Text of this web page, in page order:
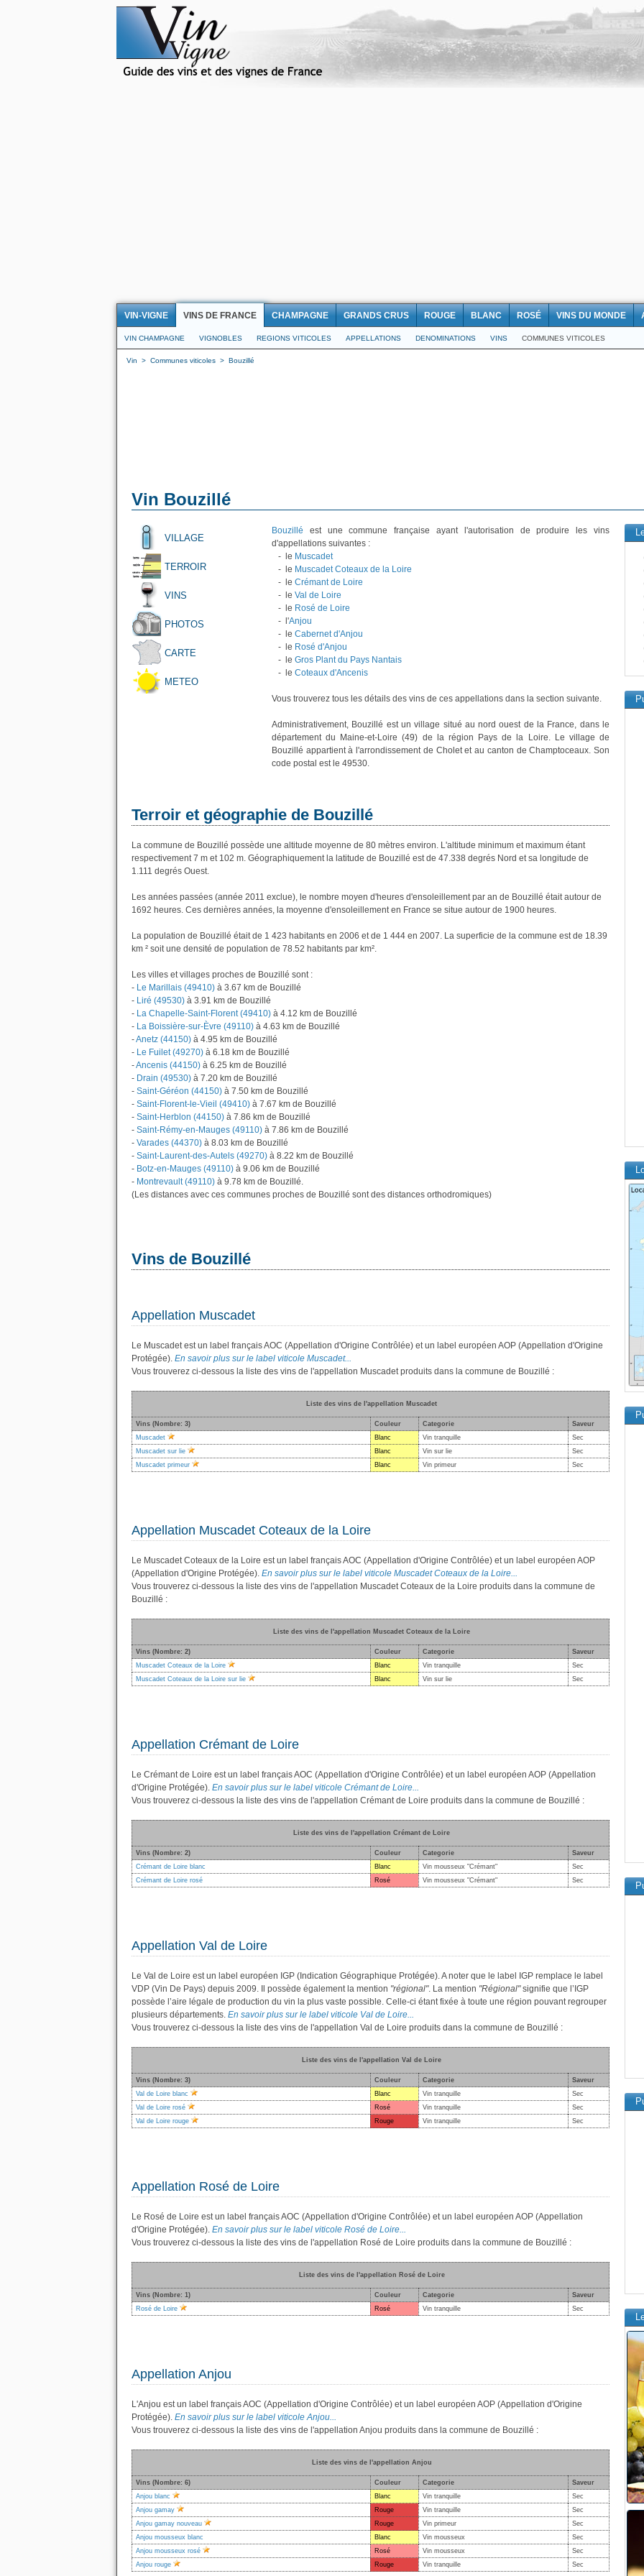
VIN-VIGNE VINS DE FRANCE CHAMPAGNE GRANDS CRUS ROUGE BLANC ROSÉ VINS DU MONDE
VIN CHAMPAGNE VIGNOBLES REGIONS VITICOLES APPELLATIONS DENOMINATIONS VINS COMMUNES VITICOLES
Vin > Communes viticoles > Bouzillé
Vin Bouzillé
VILLAGE
TERROIR
VINS
PHOTOS
CARTE
METEO
Bouzillé est une commune française ayant l'autorisation de produire les vins
d'appellations suivantes :
- le Muscadet
- le Muscadet Coteaux de la Loire
- le Crémant de Loire
- le Val de Loire
- le Rosé de Loire
- l'Anjou
- le Cabernet d'Anjou
- le Rosé d'Anjou
- le Gros Plant du Pays Nantais
- le Coteaux d'Ancenis
Vous trouverez tous les détails des vins de ces appellations dans la section suivante.
Administrativement, Bouzillé est un village situé au nord ouest de la France, dans le
département du Maine-et-Loire (49) de la région Pays de la Loire. Le village de
Bouzillé appartient à l'arrondissement de Cholet et au canton de Champtoceaux. Son
code postal est le 49530.
Terroir et géographie de Bouzillé
La commune de Bouzillé possède une altitude moyenne de 80 mètres environ. L'altitude minimum et maximum étant
respectivement 7 m et 102 m. Géographiquement la latitude de Bouzillé est de 47.338 degrés Nord et sa longitude de
1.111 degrés Ouest.
Les années passées (année 2011 exclue), le nombre moyen d'heures d'ensoleillement par an de Bouzillé était autour de
1692 heures. Ces dernières années, la moyenne d'ensoleillement en France se situe autour de 1900 heures.
La population de Bouzillé était de 1 423 habitants en 2006 et de 1 444 en 2007. La superficie de la commune est de 18.39
km ² soit une densité de population de 78.52 habitants par km².
Les villes et villages proches de Bouzillé sont :
- Le Marillais (49410) à 3.67 km de Bouzillé
- Liré (49530) à 3.91 km de Bouzillé
- La Chapelle-Saint-Florent (49410) à 4.12 km de Bouzillé
- La Boissière-sur-Èvre (49110) à 4.63 km de Bouzillé
-Anetz (44150) à 4.95 km de Bouzillé
- Le Fuilet (49270) à 6.18 km de Bouzillé
-Ancenis (44150) à 6.25 km de Bouzillé
- Drain (49530) à 7.20 km de Bouzillé
- Saint-Géréon (44150) à 7.50 km de Bouzillé
- Saint-Florent-le-Vieil (49410) à 7.67 km de Bouzillé
- Saint-Herblon (44150) à 7.86 km de Bouzillé
- Saint-Rémy-en-Mauges (49110) à 7.86 km de Bouzillé
- Varades (44370) à 8.03 km de Bouzillé
- Saint-Laurent-des-Autels (49270) à 8.22 km de Bouzillé
- Botz-en-Mauges (49110) à 9.06 km de Bouzillé
- Montrevault (49110) à 9.78 km de Bouzillé.
(Les distances avec ces communes proches de Bouzillé sont des distances orthodromiques)
Vins de Bouzillé
Appellation Muscadet
Le Muscadet est un label français AOC (Appellation d'Origine Contrôlée) et un label européen AOP (Appellation d'Origine
Protégée). En savoir plus sur le label viticole Muscadet...
Vous trouverez ci-dessous la liste des vins de l'appellation Muscadet produits dans la commune de Bouzillé :
Liste des vins de l'appellation Muscadet
Vins (Nombre: 3) Couleur Categorie
Saveur
Muscadet
Blanc Vin tranquille
Sec
Muscadet sur lie
Blanc Vin sur lie
Sec
Muscadet primeur
Blanc Vin primeur Sec
Appellation Muscadet Coteaux de la Loire
Le Muscadet Coteaux de la Loire est un label français AOC (Appellation d'Origine Contrôlée) et un label européen AOP
(Appellation d'Origine Protégée). En savoir plus sur le label viticole Muscadet Coteaux de la Loire...
Vous trouverez ci-dessous la liste des vins de l'appellation Muscadet Coteaux de la Loire produits dans la commune de
Bouzillé :
Liste des vins de l'appellation Muscadet Coteaux de la Loire
Vins (Nombre: 2) Couleur Categorie
Saveur
Muscadet Coteaux de la Loire
Blanc Vin tranquille
Sec
Muscadet Coteaux de la Loire sur lie
Blanc Vin sur lie Sec
Appellation Crémant de Loire
Le Crémant de Loire est un label français AOC (Appellation d'Origine Contrôlée) et un label européen AOP (Appellation
d'Origine Protégée). En savoir plus sur le label viticole Crémant de Loire...
Vous trouverez ci-dessous la liste des vins de l'appellation Crémant de Loire produits dans la commune de Bouzillé :
Liste des vins de l'appellation Crémant de Loire
Vins (Nombre: 2) Couleur Categorie
Saveur
Crémant de Loire blanc
Blanc Vin mousseux "Crémant"
Sec
Crémant de Loire rosé
Rosé Vin mousseux "Crémant" Sec
Appellation Val de Loire
Le Val de Loire est un label européen IGP (Indication Géographique Protégée). A noter que le label IGP remplace le label
VDP (Vin De Pays) depuis 2009. Il possède également la mention "régional". La mention "Régional"signifie que l’IGP
possède l’aire légale de production du vin la plus vaste possible. Celle-ci étant fixée à toute une région pouvant regrouper
plusieurs départements. En savoir plus sur le label viticole Val de Loire...
Vous trouverez ci-dessous la liste des vins de l'appellation Val de Loire produits dans la commune de Bouzillé :
Liste des vins de l'appellation Val de Loire
Vins (Nombre: 3) Couleur Categorie
Saveur
Val de Loire blanc
Blanc Vin tranquille
Sec
Val de Loire rosé
Rosé Vin tranquille
Sec
Val de Loire rouge
Rouge Vin tranquille Sec
Appellation Rosé de Loire
Le Rosé de Loire est un label français AOC (Appellation d'Origine Contrôlée) et un label européen AOP (Appellation
d'Origine Protégée). En savoir plus sur le label viticole Rosé de Loire...
Vous trouverez ci-dessous la liste des vins de l'appellation Rosé de Loire produits dans la commune de Bouzillé :
Liste des vins de l'appellation Rosé de Loire
Vins (Nombre: 1) Couleur Categorie
Saveur
Rosé de Loire
Rosé Vin tranquille Sec
Appellation Anjou
L'Anjou est un label français AOC (Appellation d'Origine Contrôlée) et un label européen AOP (Appellation d'Origine
Protégée). En savoir plus sur le label viticole Anjou...
Vous trouverez ci-dessous la liste des vins de l'appellation Anjou produits dans la commune de Bouzillé :
Liste des vins de l'appellation Anjou
Vins (Nombre: 6) Couleur Categorie
Saveur
Anjou blanc
Blanc Vin tranquille
Sec
Anjou gamay
Rouge Vin tranquille
Sec
Anjou gamay nouveau
Rouge Vin primeur
Sec
Anjou mousseux blanc
Blanc Vin mousseux
Sec
Anjou mousseux rosé
Rosé Vin mousseux
Sec
Anjou rouge
Rouge Vin tranquille Sec